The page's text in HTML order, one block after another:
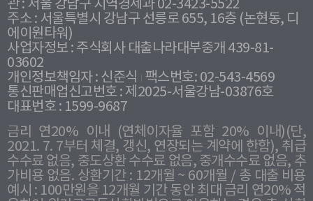
관 : 서울 강남구 지역경제과 02-3423-5522
주소 : 서울특별시 강남구 선릉로 655, 16층 (논현동, 디
에이원타워)
사업자정보 : 주식회사 대출나라대부중개 439-81-
03602
개인정보책임자 : 신준식
팩스번호: 02-543-4569
통신판매업신고번호 : 제2025-서울강남-03876호
대표번호 : 1599-9687
금리 연20% 이내 (연체이자율 포함 20% 이내)(단,
2021. 7. 7부터 체결, 갱신, 연장되는 계약에 한함), 취급
수수료 없음, 중도상환 수수료 없음, 중개수수료 없음, 추
가비용 없음. 상환기간 : 12개월 ~ 60개월 / 총 대출 비용
예시 : 100만원을 12개월 기간 동안 최대 금리 연20% 적